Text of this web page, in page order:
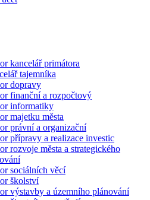
kancelář primátora
tajemníka
dopravy
finanční a rozpočtový
informatiky
majetku města
právní a organizační
přípravy a realizace investic
rozvoje města a strategického
sociálních věcí
školství
výstavby a územního plánování